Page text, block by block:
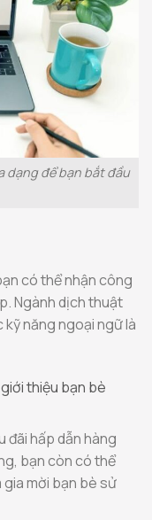
dạng để bạn bắt đầu
có thể nhận công
Ngành dịch thuật
năng ngoại ngữ là
thiệu bạn bè
đãi hấp dẫn hàng
bạn còn có thể
mời bạn bè sử